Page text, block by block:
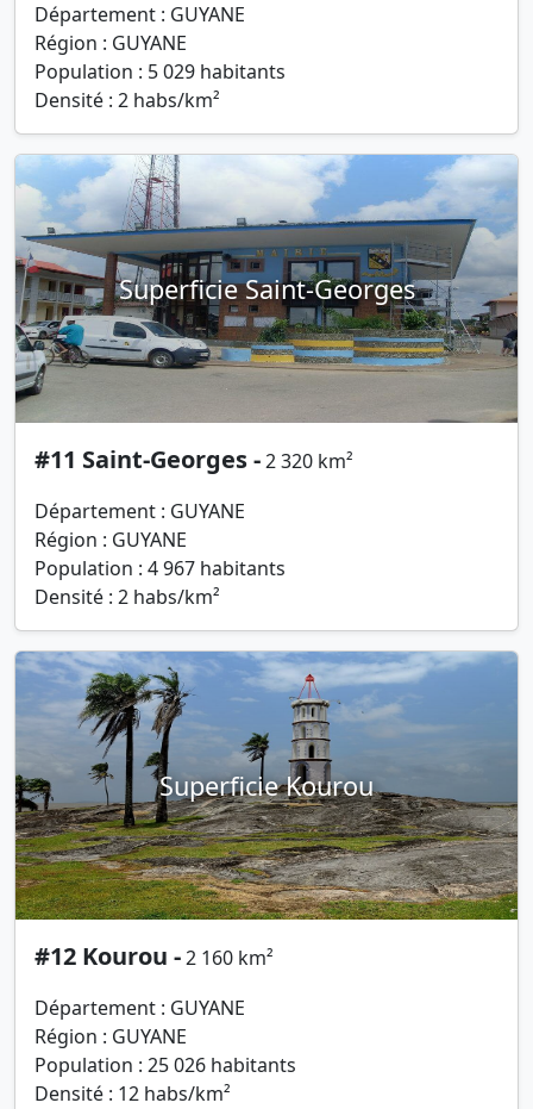
Département : GUYANE
Région : GUYANE
Population : 5 029 habitants
Densité : 2 habs/km²
Superficie Saint-Georges
#11 Saint-Georges -2 320 km²
Département : GUYANE
Région : GUYANE
Population : 4 967 habitants
Densité : 2 habs/km²
Superficie Kourou
#12 Kourou -2 160 km²
Département : GUYANE
Région : GUYANE
Population : 25 026 habitants
Densité : 12 habs/km²